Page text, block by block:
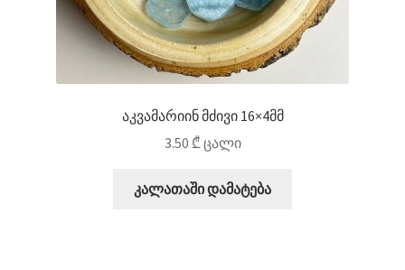
აკვამარიინ მძივი 16×4მმ
3.50 ₾ცალი
კალათაში დამატება